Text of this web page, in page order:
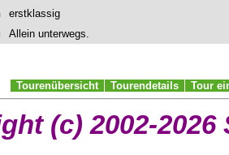
erstklassig
Allein unterwegs.
Tourenübersicht Tourendetails Tour
(c) 2002-